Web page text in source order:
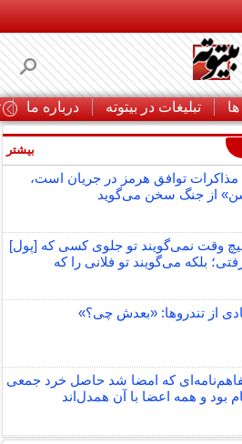
ها تبلیغات در بیتوته درباره ما
مذاکرات توافق هرمز در جریان است،
از جنگ سخن می‌گوید
وقت نمی‌گویند تو جلوی کسی که [پول]
بلکه می‌گویند تو فلانی را که
از تندروها: «بعدش چی؟»
که امضا شد حاصل خرد جمعی
بود و همه اعضا با آن همدل‌اند
بیشتر